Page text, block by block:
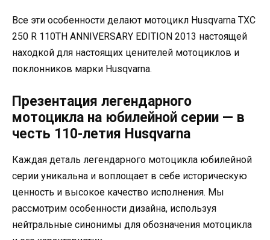
Все эти особенности делают мотоцикл Husqvarna TXC
250 R 110TH ANNIVERSARY EDITION 2013 настоящей
находкой для настоящих ценителей мотоциклов и
поклонников марки Husqvarna.
Презентация легендарного
мотоцикла на юбилейной серии — в
честь 110-летия Husqvarna
Каждая деталь легендарного мотоцикла юбилейной
серии уникальна и воплощает в себе историческую
ценность и высокое качество исполнения. Мы
рассмотрим особенности дизайна, используя
нейтральные синонимы для обозначения мотоцикла